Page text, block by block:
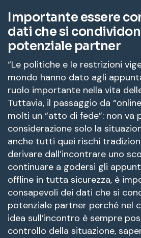
Importante essere
dati che si
potenziale partner
“Le politiche e le restrizioni
mondo hanno dato agli
ruolo importante nella vita
Tuttavia, il passaggio da
molti un “atto di fede”: non va
considerazione solo la
anche tutti quei rischi
derivare dall’incontrare uno
continuare a godersi gli
offline in tutta sicurezza, è
consapevoli dei dati che si
potenziale partner perché nel
idea sull’incontro è sempre
controllo della situazione,